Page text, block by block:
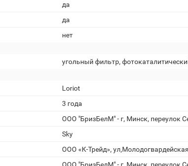
да
да
нет
угольный фильтр,
Loriot
3 года
ООО "БризБелМ" - г, Минск, переулок
Sky
ООО «К-Трейд»,